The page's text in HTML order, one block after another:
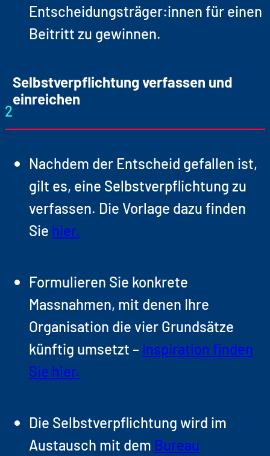
Entscheidungsträger:innen für einen
Beitritt zu gewinnen.
2
Selbstverpflichtung verfassen und
einreichen
Nachdem der Entscheid gefallen ist,
gilt es, eine Selbstverpflichtung zu
verfassen. Die Vorlage dazu finden
Sie hier.
Formulieren Sie konkrete
Massnahmen, mit denen Ihre
Organisation die vier Grundsätze
künftig umsetzt – Inspiration finden
Sie hier.
Die Selbstverpflichtung wird im
Austausch mit dem Bureau